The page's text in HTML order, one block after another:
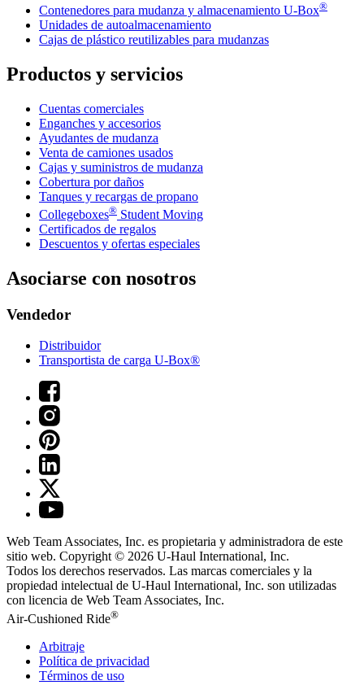
Contenedores para mudanza y almacenamiento U-Box®
Unidades de autoalmacenamiento
Cajas de plástico reutilizables para mudanzas
Productos y servicios
Cuentas comerciales
Enganches y accesorios
Ayudantes de mudanza
Venta de camiones usados
Cajas y suministros de mudanza
Cobertura por daños
Tanques y recargas de propano
Collegeboxes® Student Moving
Certificados de regalos
Descuentos y ofertas especiales
Asociarse con nosotros
Vendedor
Distribuidor
Transportista de carga U-Box®
Web Team Associates, Inc. es propietaria y administradora de este
sitio web. Copyright © 2026 U-Haul International, Inc.
Todos los derechos reservados. Las marcas comerciales y la
propiedad intelectual de U-Haul International, Inc. son utilizadas
con licencia de Web Team Associates, Inc.
Air-Cushioned Ride®
Arbitraje
Política de privacidad
Términos de uso